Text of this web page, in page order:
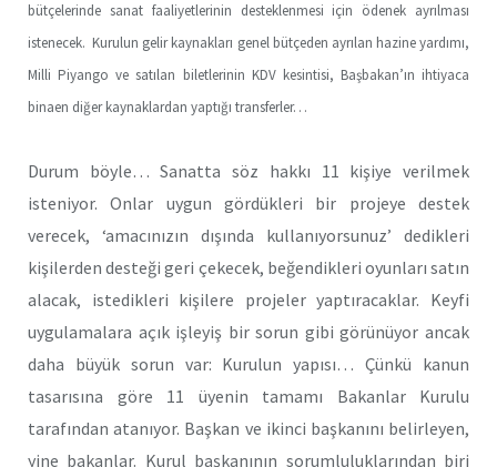
bütçelerinde sanat faaliyetlerinin desteklenmesi için ödenek ayrılması
istenecek. Kurulun gelir kaynakları genel bütçeden ayrılan hazine yardımı,
Milli Piyango ve satılan biletlerinin KDV kesintisi, Başbakan’ın ihtiyaca
binaen diğer kaynaklardan yaptığı transferler…
Durum böyle… Sanatta söz hakkı 11 kişiye verilmek
isteniyor. Onlar uygun gördükleri bir projeye destek
verecek, ‘amacınızın dışında kullanıyorsunuz’ dedikleri
kişilerden desteği geri çekecek, beğendikleri oyunları satın
alacak, istedikleri kişilere projeler yaptıracaklar. Keyfi
uygulamalara açık işleyiş bir sorun gibi görünüyor ancak
daha büyük sorun var: Kurulun yapısı… Çünkü kanun
tasarısına göre 11 üyenin tamamı Bakanlar Kurulu
tarafından atanıyor. Başkan ve ikinci başkanını belirleyen,
yine bakanlar. Kurul başkanının sorumluluklarından biri